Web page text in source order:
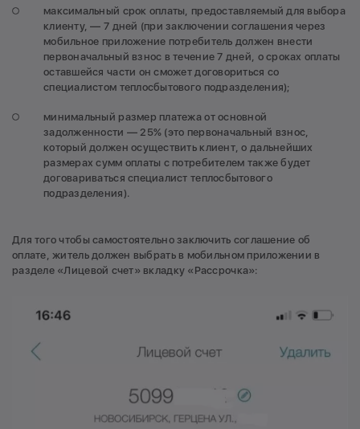
максимальный срок оплаты, предоставляемый для выбора
клиенту, — 7 дней (при заключении соглашения через
мобильное приложение потребитель должен внести
первоначальный взнос в течение 7 дней, о сроках оплаты
оставшейся части он сможет договориться со
специалистом теплосбытового подразделения);
минимальный размер платежа от основной
задолженности — 25% (это первоначальный взнос,
который должен осуществить клиент, о дальнейших
размерах сумм оплаты с потребителем также будет
договариваться специалист теплосбытового
подразделения).
Для того чтобы самостоятельно заключить соглашение об
оплате, житель должен выбрать в мобильном приложении в
разделе «Лицевой счет» вкладку «Рассрочка»: